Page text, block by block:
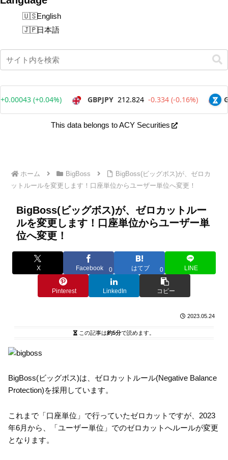
English
日本語
This data belongs to ACY Securities
ホーム BigBoss
BigBoss(ビッグボス)が、ゼロカ
ットルールを変更します！口座単位からユーザー単位へ変更！
BigBoss(ビッグボス)が、ゼロカットルー
ルを変更します！口座単位からユーザー単
位へ変更！
X Facebook 0 はてブ 0 LINE
Pinterest LinkedIn コピー
2023.05.24
この記事は約5分で読めます。
BigBoss(ビッグボス)は、ゼロカットルール(Negative Balance
Protection)を採用しています。
これまで「口座単位」で行っていたゼロカットですが、2023
年6月から、「ユーザー単位」でのゼロカットへルールが変更
となります。